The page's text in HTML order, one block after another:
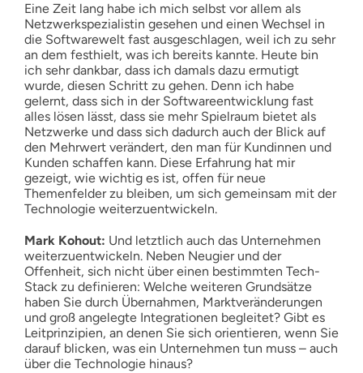
Eine Zeit lang habe ich mich selbst vor allem als
Netzwerkspezialistin gesehen und einen Wechsel in
die Softwarewelt fast ausgeschlagen, weil ich zu sehr
an dem festhielt, was ich bereits kannte. Heute bin
ich sehr dankbar, dass ich damals dazu ermutigt
wurde, diesen Schritt zu gehen. Denn ich habe
gelernt, dass sich in der Softwareentwicklung fast
alles lösen lässt, dass sie mehr Spielraum bietet als
Netzwerke und dass sich dadurch auch der Blick auf
den Mehrwert verändert, den man für Kundinnen und
Kunden schaffen kann. Diese Erfahrung hat mir
gezeigt, wie wichtig es ist, offen für neue
Themenfelder zu bleiben, um sich gemeinsam mit der
Technologie weiterzuentwickeln.
Mark Kohout: Und letztlich auch das Unternehmen
weiterzuentwickeln. Neben Neugier und der
Offenheit, sich nicht über einen bestimmten Tech-
Stack zu definieren: Welche weiteren Grundsätze
haben Sie durch Übernahmen, Marktveränderungen
und groß angelegte Integrationen begleitet? Gibt es
Leitprinzipien, an denen Sie sich orientieren, wenn Sie
darauf blicken, was ein Unternehmen tun muss – auch
über die Technologie hinaus?